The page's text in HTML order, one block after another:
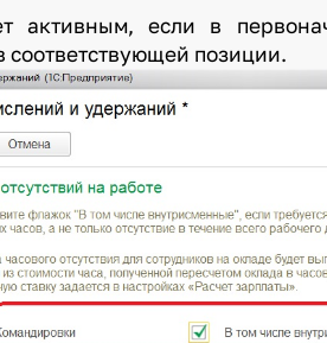
активным, если в
в